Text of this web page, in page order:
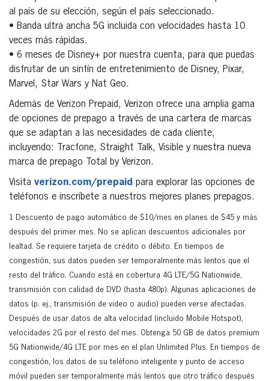
al país de su elección, según el país seleccionado.
• Banda ultra ancha 5G incluida con velocidades hasta 10
veces más rápidas.
• 6 meses de Disney+ por nuestra cuenta, para que puedas
disfrutar de un sinfín de entretenimiento de Disney, Pixar,
Marvel, Star Wars y Nat Geo.
Además de Verizon Prepaid, Verizon ofrece una amplia gama
de opciones de prepago a través de una cartera de marcas
que se adaptan a las necesidades de cada cliente,
incluyendo: Tracfone, Straight Talk, Visible y nuestra nueva
marca de prepago Total by Verizon.
Visita verizon.com/prepaid para explorar las opciones de
teléfonos e inscríbete a nuestros mejores planes prepagos.
1 Descuento de pago automático de $10/mes en planes de $45 y más
después del primer mes. No se aplican descuentos adicionales por
lealtad. Se requiere tarjeta de crédito o débito. En tiempos de
congestión, sus datos pueden ser temporalmente más lentos que el
resto del tráfico. Cuando está en cobertura 4G LTE/5G Nationwide,
transmisión con calidad de DVD (hasta 480p). Algunas aplicaciones de
datos (p. ej., transmisión de video o audio) pueden verse afectadas.
Después de usar datos de alta velocidad (incluido Mobile Hotspot),
velocidades 2G por el resto del mes. Obtenga 50 GB de datos premium
5G Nationwide/4G LTE por mes en el plan Unlimited Plus. En tiempos de
congestión, los datos de su teléfono inteligente y punto de acceso
móvil pueden ser temporalmente más lentos que otro tráfico después